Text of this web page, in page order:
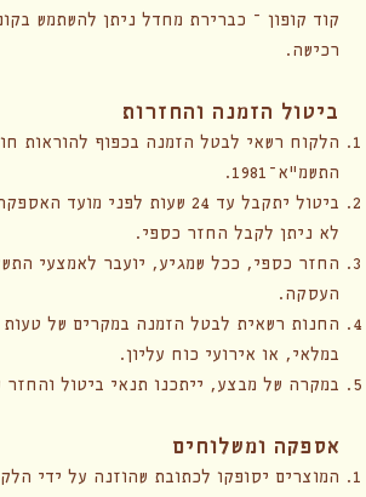
קוד קופון – כברירת מחדל ניתן להשתמש
רכישה.
ביטול הזמנה והחזרות
הלקוח רשאי לבטל הזמנה בכפוף להוראות
התשמ"א–1981.
ביטול יתקבל עד 24 שעות לפני
לא ניתן לקבל החזר כספי.
החזר כספי, ככל שמגיע, יועבר לאמצעי
העסקה.
החנות רשאית לבטל הזמנה במקרים של
במלאי, או אירועי כוח עליון.
במקרה של מבצע, ייתכנו תנאי ביטול והחזר
אספקה ומשלוחים
המוצרים יסופקו לכתובת שהוזנה על ידי